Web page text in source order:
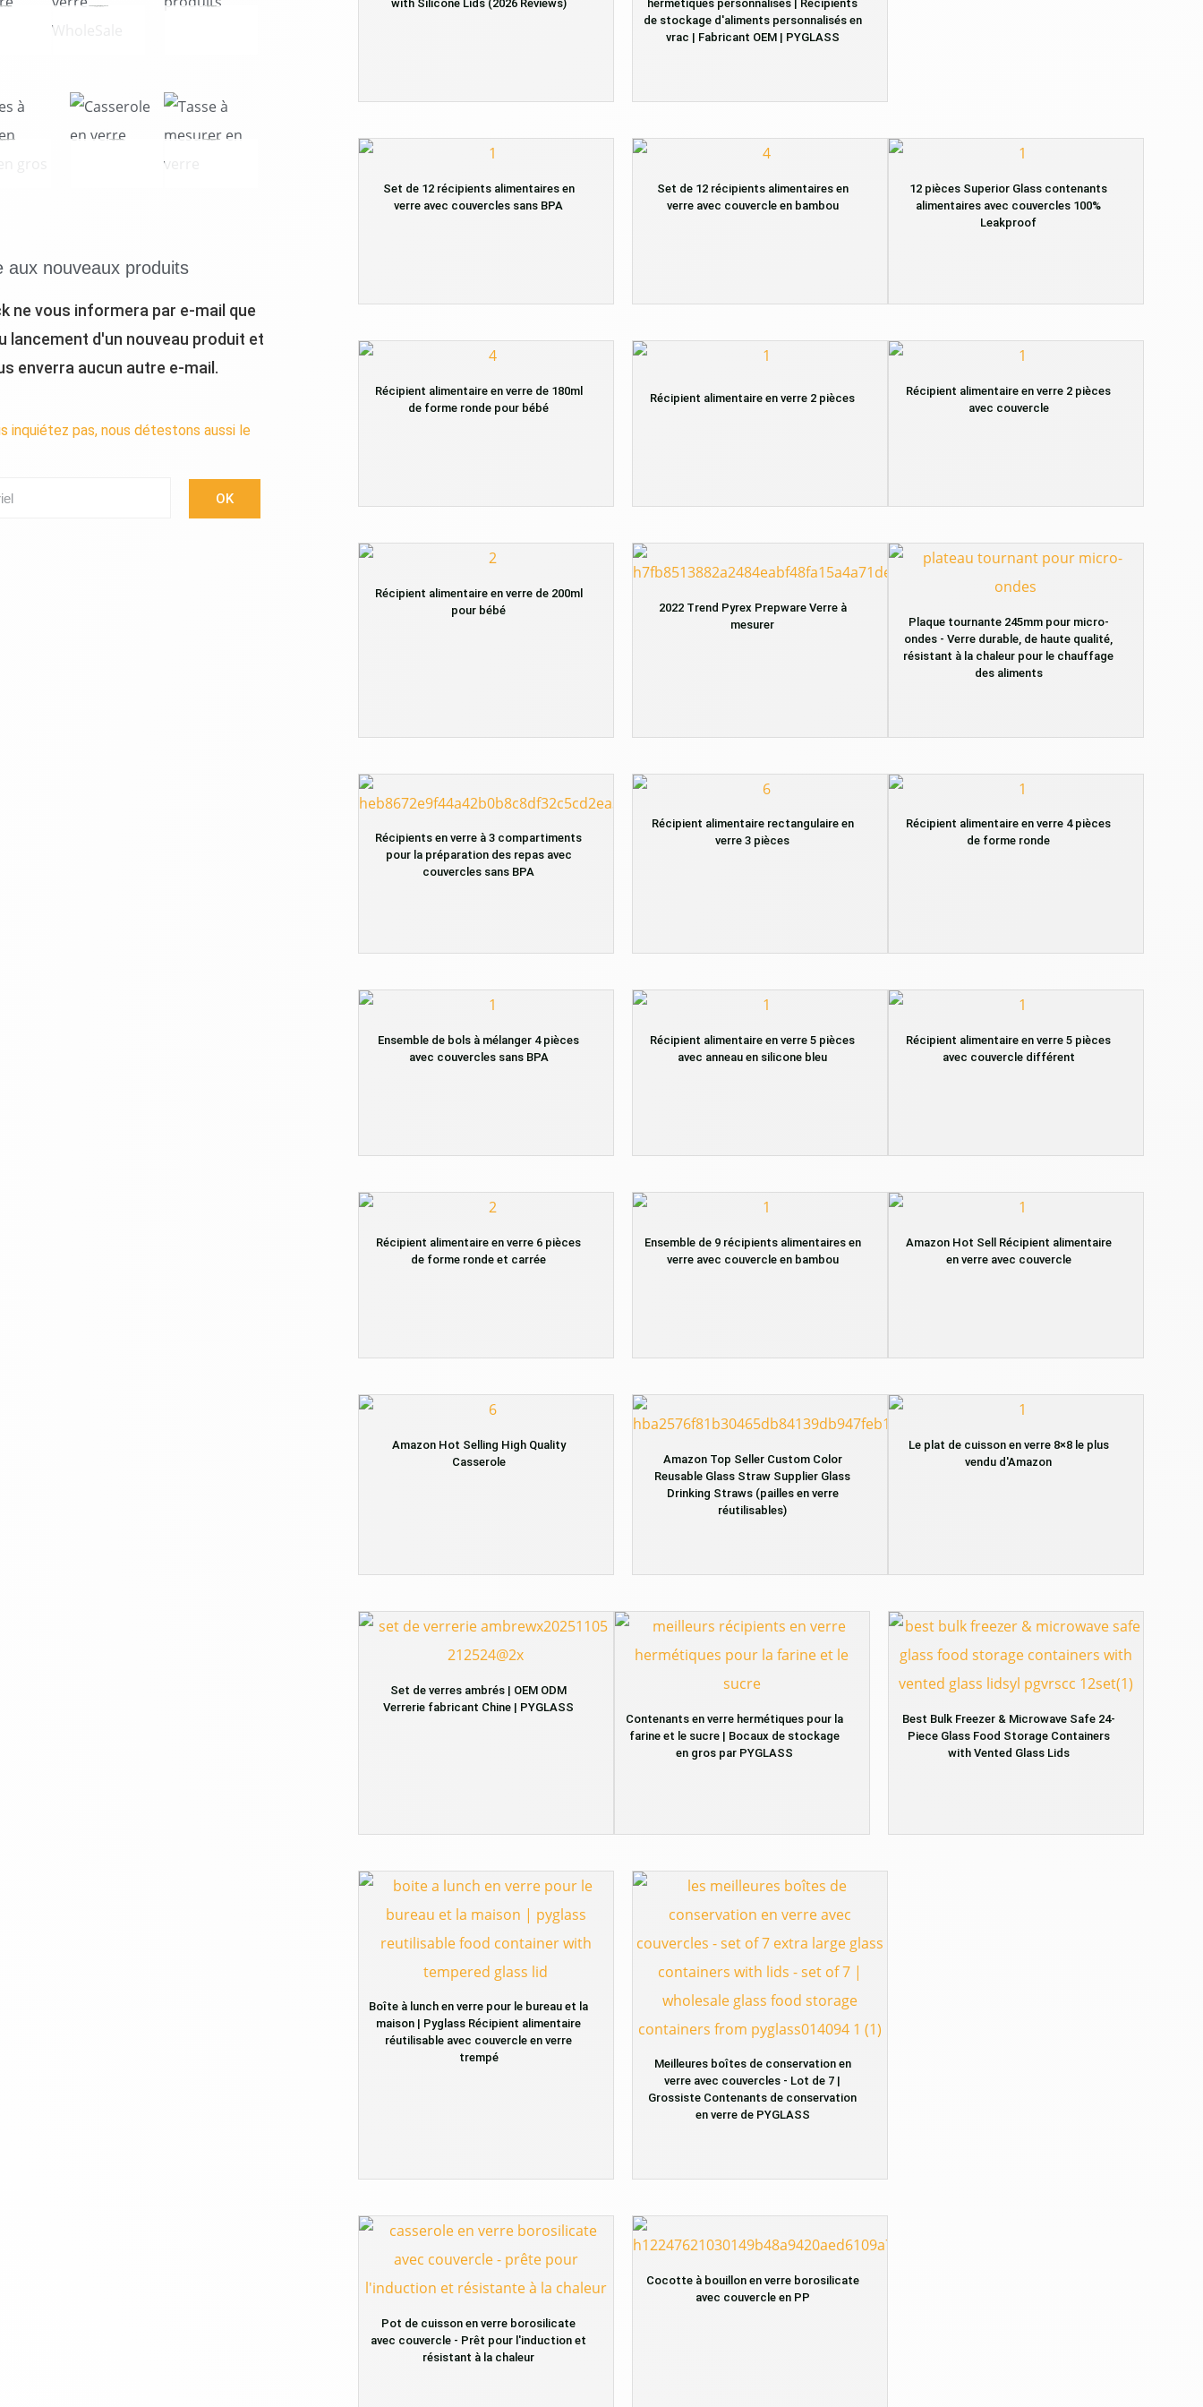
aux nouveaux produits
ne vous informera par e-mail que
lancement d'un nouveau produit et
enverra aucun autre e-mail.
inquiétez pas, nous détestons aussi le
OK
with Silicone Lids (2026 Reviews)
hermétiques personnalisés | Récipients
de stockage d'aliments personnalisés en
vrac | Fabricant OEM | PYGLASS
Set de 12 récipients alimentaires en
verre avec couvercles sans BPA
Set de 12 récipients alimentaires en
verre avec couvercle en bambou
12 pièces Superior Glass contenants
alimentaires avec couvercles 100%
Leakproof
Récipient alimentaire en verre de 180ml
de forme ronde pour bébé
Récipient alimentaire en verre 2 pièces
Récipient alimentaire en verre 2 pièces
avec couvercle
Récipient alimentaire en verre de 200ml
pour bébé
2022 Trend Pyrex Prepware Verre à
mesurer
Plaque tournante 245mm pour micro-
ondes - Verre durable, de haute qualité,
résistant à la chaleur pour le chauffage
des aliments
Récipients en verre à 3 compartiments
pour la préparation des repas avec
couvercles sans BPA
Récipient alimentaire rectangulaire en
verre 3 pièces
Récipient alimentaire en verre 4 pièces
de forme ronde
Ensemble de bols à mélanger 4 pièces
avec couvercles sans BPA
Récipient alimentaire en verre 5 pièces
avec anneau en silicone bleu
Récipient alimentaire en verre 5 pièces
avec couvercle différent
Récipient alimentaire en verre 6 pièces
de forme ronde et carrée
Ensemble de 9 récipients alimentaires en
verre avec couvercle en bambou
Amazon Hot Sell Récipient alimentaire
en verre avec couvercle
Amazon Hot Selling High Quality
Casserole
Amazon Top Seller Custom Color
Reusable Glass Straw Supplier Glass
Drinking Straws (pailles en verre
réutilisables)
Le plat de cuisson en verre 8×8 le plus
vendu d'Amazon
Set de verres ambrés | OEM ODM
Verrerie fabricant Chine | PYGLASS
Contenants en verre hermétiques pour la
farine et le sucre | Bocaux de stockage
en gros par PYGLASS
Best Bulk Freezer & Microwave Safe 24-
Piece Glass Food Storage Containers
with Vented Glass Lids
Boîte à lunch en verre pour le bureau et la
maison | Pyglass Récipient alimentaire
réutilisable avec couvercle en verre
trempé
Meilleures boîtes de conservation en
verre avec couvercles - Lot de 7 |
Grossiste Contenants de conservation
en verre de PYGLASS
Pot de cuisson en verre borosilicate
avec couvercle - Prêt pour l'induction et
résistant à la chaleur
Cocotte à bouillon en verre borosilicate
avec couvercle en PP